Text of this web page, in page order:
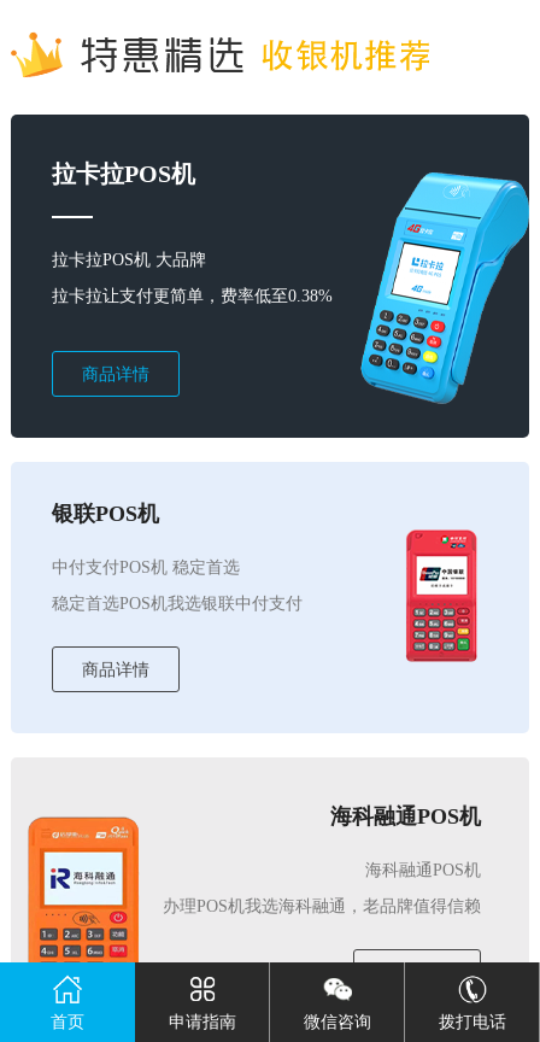
拉卡拉POS机
拉卡拉POS机 大品牌
拉卡拉让支付更简单，费率低至0.38%
商品详情
银联POS机
中付支付POS机 稳定首选
稳定首选POS机我选银联中付支付
商品详情
海科融通POS机
海科融通POS机
办理POS机我选海科融通，老品牌值得信赖
首页 申请指南 微信咨询 拨打电话